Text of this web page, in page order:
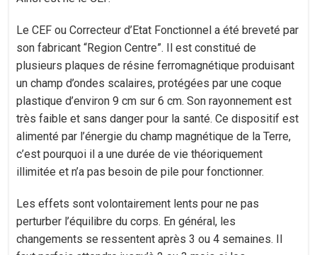
Le CEF ou Correcteur d’Etat Fonctionnel a été breveté par
son fabricant “Region Centre”. Il est constitué de
plusieurs plaques de résine ferromagnétique produisant
un champ d’ondes scalaires, protégées par une coque
plastique d’environ 9 cm sur 6 cm. Son rayonnement est
très faible et sans danger pour la santé. Ce dispositif est
alimenté par l’énergie du champ magnétique de la Terre,
c’est pourquoi il a une durée de vie théoriquement
illimitée et n’a pas besoin de pile pour fonctionner.
Les effets sont volontairement lents pour ne pas
perturber l’équilibre du corps. En général, les
changements se ressentent après 3 ou 4 semaines. Il